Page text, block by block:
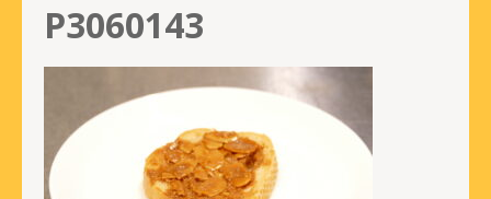
P3060143